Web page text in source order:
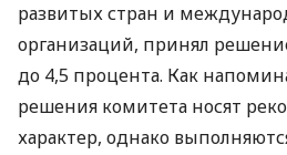
развитых стран и
организаций, принял
до 4,5 процента. Как
решения комитета носят
характер, однако